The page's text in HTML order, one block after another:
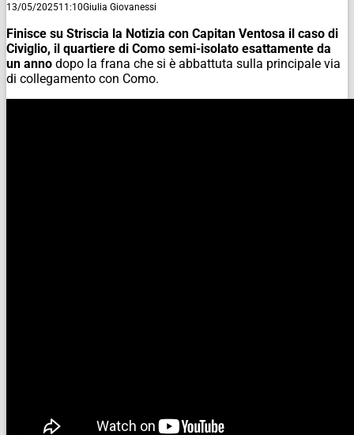
13/05/202511:10Giulia Giovanessi
Finisce su Striscia la Notizia con Capitan Ventosa il caso di
Civiglio, il quartiere di Como semi-isolato esattamente da
un anno dopo la frana che si è abbattuta sulla principale via
di collegamento con Como.